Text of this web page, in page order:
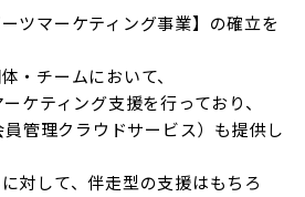
ツマーケティング事業】の確立を
・チームにおいて、
ケティング支援を行っており、
員管理クラウドサービス）も提供し
対して、伴走型の支援はもちろ